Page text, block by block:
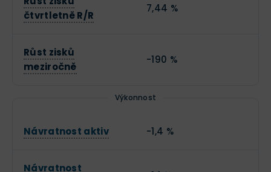
čtvrtletně R/R
7,44 %
Růst zisků
meziročně
-190 %
Výkonnost
Návratnost aktiv -1,4 %
Návratnost